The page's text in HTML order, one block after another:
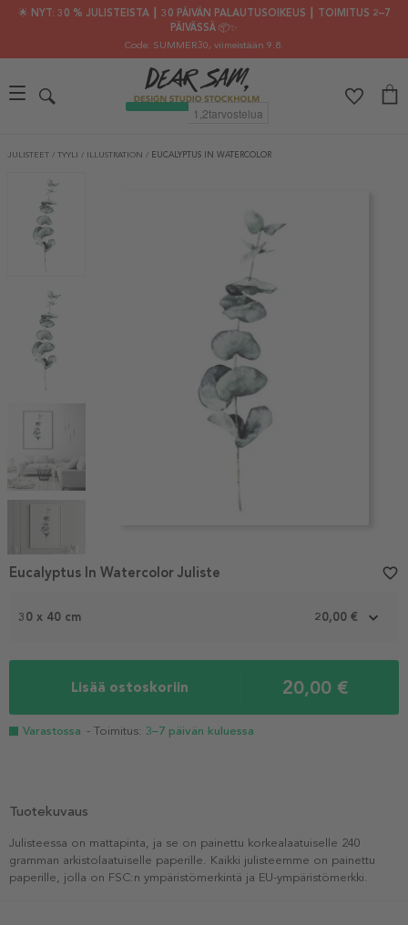
🌟 NYT: 30 % JULISTEISTA ┃ 30 PÄIVÄN PALAUTUSOIKEUS ┃ TOIMITUS 2–7
PÄIVÄSSÄ 📦✨
Code: SUMMER30, viimeistään 9.8.
JULISTEET / TYYLI / ILLUSTRATION / EUCALYPTUS IN WATERCOLOR
1
30 x 40 cm 20,00 €
Lisää ostoskoriin 20,00 €
Varastossa - Toimitus: 3–7 päivän kuluessa
Eucalyptus In Watercolor Juliste favorite_border
Tuotekuvaus
Julisteessa on mattapinta, ja se on painettu korkealaatuiselle 240
gramman arkistolaatuiselle paperille. Kaikki julisteemme on painettu
paperille, jolla on FSC:n ympäristömerkintä ja EU-ympäristömerkki.